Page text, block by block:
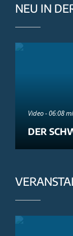
NEU IN
Video - 06:08
DER